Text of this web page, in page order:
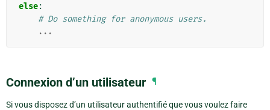
else:
# Do something for anonymous users.
...
Connexion d’un utilisateur ¶
Si vous disposez d’un utilisateur authentifié que vous voulez faire